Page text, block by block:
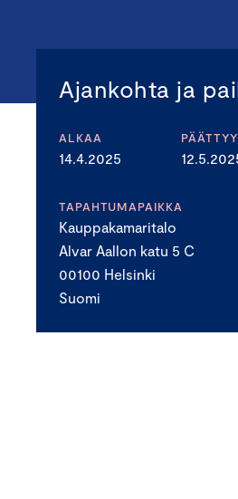
Ajankohta ja
ALKAA
14.4.2025
PÄÄTTYY
TAPAHTUMAPAIKKA
Kauppakamaritalo
Alvar Aallon katu 5 C
00100 Helsinki
Suomi